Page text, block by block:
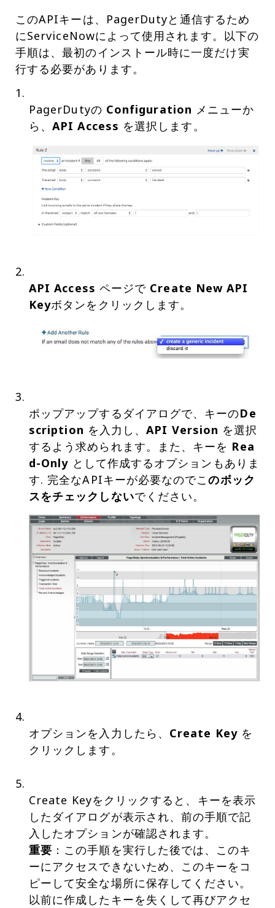
このAPIキーは、PagerDutyと通信するため
にServiceNowによって使用されます。以下の
手順は、最初のインストール時に一度だけ実
行する必要があります。
PagerDutyの Configuration メニューか
ら、API Access
API Access ページで Create New API
Key
ポップアップするダイアログで、キーのDe
scription を入力し、API Version を選択
するよう求められます。また、キーを Rea
d-Only として作成するオプションもありま
す. 完全なAPIキーが必要なのでこのボック
スをチェックしない
オプションを入力したら、 Create Keyを
クリックします。
Create Keyをクリックすると、キーを表示
したダイアログが表示され、前の手順で記
重要 ：この手順を実行した後では、このキ
ーにアクセスできないため、このキーをコ
ピーして安全な場所に保存してください。
以前に作成したキーを失くして再びアクセ